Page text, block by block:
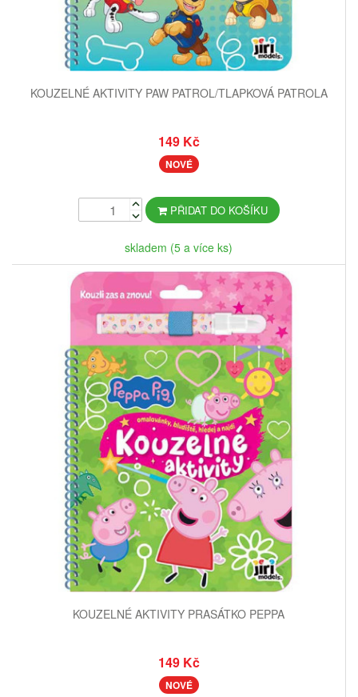
KOUZELNÉ AKTIVITY PAW PATROL/TLAPKOVÁ PATROLA
149 Kč
NOVÉ
PŘIDAT DO KOŠÍKU
skladem (5 a více ks)
KOUZELNÉ AKTIVITY PRASÁTKO PEPPA
149 Kč
NOVÉ